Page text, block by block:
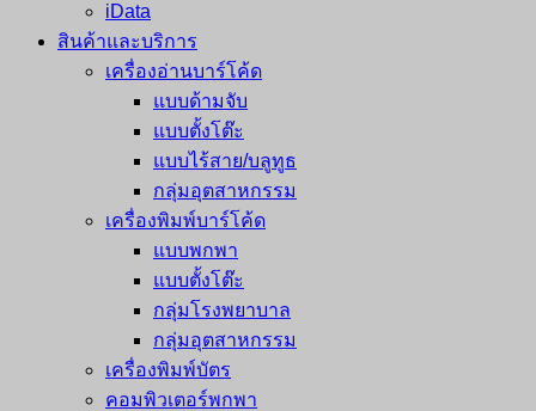
iData
สินค้าและบริการ
เครื่องอ่านบาร์โค้ด
แบบด้ามจับ
แบบตั้งโต๊ะ
แบบไร้สาย/บลูทูธ
กลุ่มอุตสาหกรรม
เครื่องพิมพ์บาร์โค้ด
แบบพกพา
แบบตั้งโต๊ะ
กลุ่มโรงพยาบาล
กลุ่มอุตสาหกรรม
เครื่องพิมพ์บัตร
คอมพิวเตอร์พกพา